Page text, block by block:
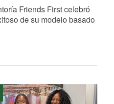
Friends First celebró
de su modelo basado